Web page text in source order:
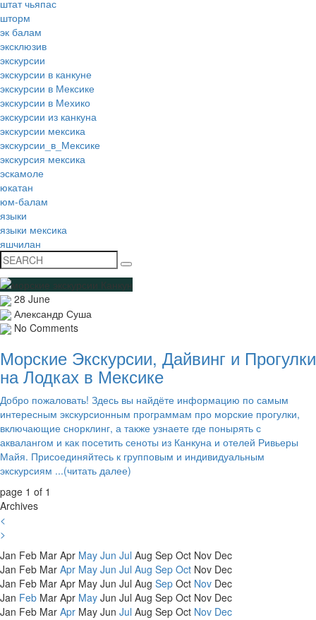
штат чьяпас
шторм
эк балам
эксклюзив
экскурсии
экскурсии в канкуне
экскурсии в Мексике
экскурсии в Мехико
экскурсии из канкуна
экскурсии мексика
экскурсии_в_Мексике
экскурсия мексика
эскамоле
юкатан
юм-балам
языки
языки мексика
яшчилан
28 June
Александр Суша
No Comments
Морские Экскурсии, Дайвинг и Прогулки
на Лодках в Мексике
Добро пожаловать! Здесь вы найдёте информацию по самым
интересным экскурсионным программам про морские прогулки,
включающие снорклинг, а также узнаете где понырять с
аквалангом и как посетить сеноты из Канкуна и отелей Ривьеры
Майя. Присоединяйтесь к групповым и индивидуальным
экскурсиям ...(читать далее)
page 1 of 1
Archives
<
>
Jan Feb Mar Apr May Jun Jul Aug Sep Oct Nov Dec
Jan Feb Mar Apr May Jun Jul Aug Sep Oct Nov Dec
Jan Feb Mar Apr May Jun Jul Aug Sep Oct Nov Dec
Jan Feb Mar Apr May Jun Jul Aug Sep Oct Nov Dec
Jan Feb Mar Apr May Jun Jul Aug Sep Oct Nov Dec